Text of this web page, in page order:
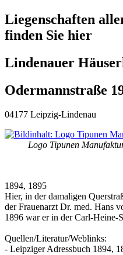
Liegenschaften
finden Sie hier
Lindenauer
Odermannstraße
04177 Leipzig-Lindenau
Logo Tipunen
1894, 1895
Hier, in der damaligen
der Frauenarzt Dr. med. Hans
1896 war er in der Carl-Heine-
Quellen/Literatur/Weblinks:
- Leipziger Adressbuch 1894,